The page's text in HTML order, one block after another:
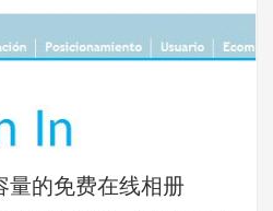
的免费在线相册